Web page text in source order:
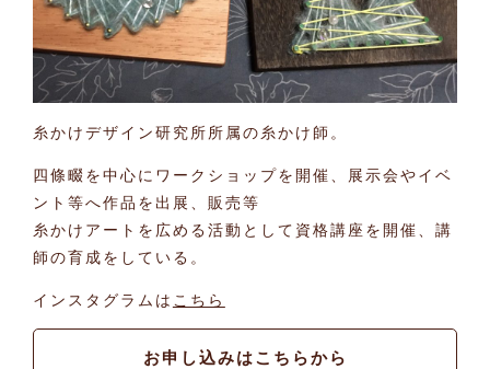
糸かけデザイン研究所所属の糸かけ師。
四條畷を中心にワークショップを開催、展示会やイベ
ント等へ作品を出展、販売等
糸かけアートを広める活動として資格講座を開催、講
師の育成をしている。
インスタグラムは こちら
お申し込みはこちらから